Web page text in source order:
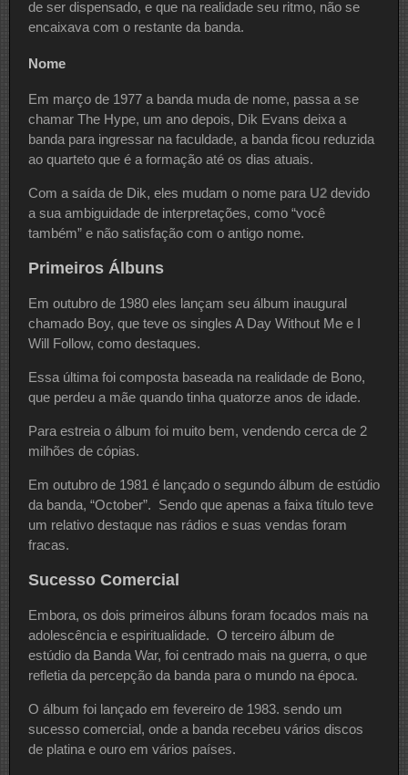
de ser dispensado, e que na realidade seu ritmo, não se
encaixava com o restante da banda.
Nome
Em março de 1977 a banda muda de nome, passa a se
chamar The Hype, um ano depois, Dik Evans deixa a
banda para ingressar na faculdade, a banda ficou reduzida
ao quarteto que é a formação até os dias atuais.
Com a saída de Dik, eles mudam o nome para U2 devido
a sua ambiguidade de interpretações, como “você
também” e não satisfação com o antigo nome.
Primeiros Álbuns
Em outubro de 1980 eles lançam seu álbum inaugural
chamado Boy, que teve os singles A Day Without Me e I
Will Follow, como destaques.
Essa última foi composta baseada na realidade de Bono,
que perdeu a mãe quando tinha quatorze anos de idade.
Para estreia o álbum foi muito bem, vendendo cerca de 2
milhões de cópias.
Em outubro de 1981 é lançado o segundo álbum de estúdio
da banda, “October”. Sendo que apenas a faixa título teve
um relativo destaque nas rádios e suas vendas foram
fracas.
Sucesso Comercial
Embora, os dois primeiros álbuns foram focados mais na
adolescência e espiritualidade. O terceiro álbum de
estúdio da Banda War, foi centrado mais na guerra, o que
refletia da percepção da banda para o mundo na época.
O álbum foi lançado em fevereiro de 1983. sendo um
sucesso comercial, onde a banda recebeu vários discos
de platina e ouro em vários países.